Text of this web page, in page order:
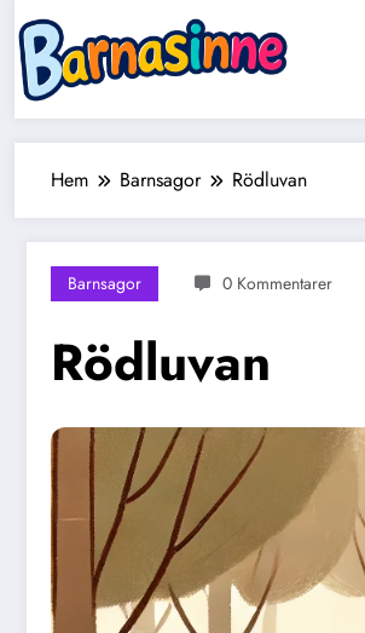
Hoppa
innehåll
Hem Barnsagor Rödluvan
Barnsagor 0 Kommentarer
Rödluvan